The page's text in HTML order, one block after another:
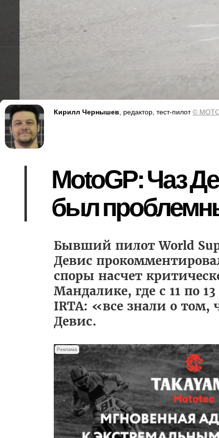
Кирилл Чернышев , редактор, тест-пилот©
MotoGP: Чаз
был
Бывший пилот World
Девис
споры насчет
Мандалике, где с 11 по
IRTA: «все знали о том,
Девис.
Реклама